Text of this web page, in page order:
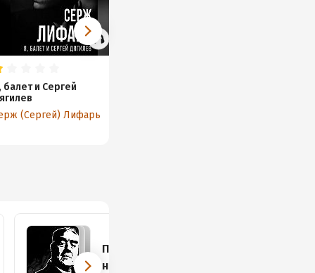
балет и Сергей
(Сергей) Лифарь
Портреты с
натуры